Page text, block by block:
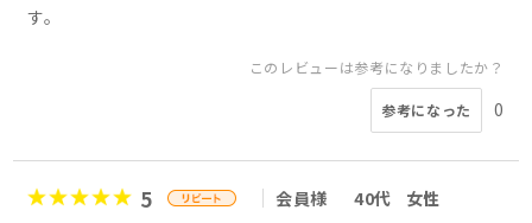
す。
このレビューは参考になりましたか？
参考になった 0
5 会員様 40代
女性